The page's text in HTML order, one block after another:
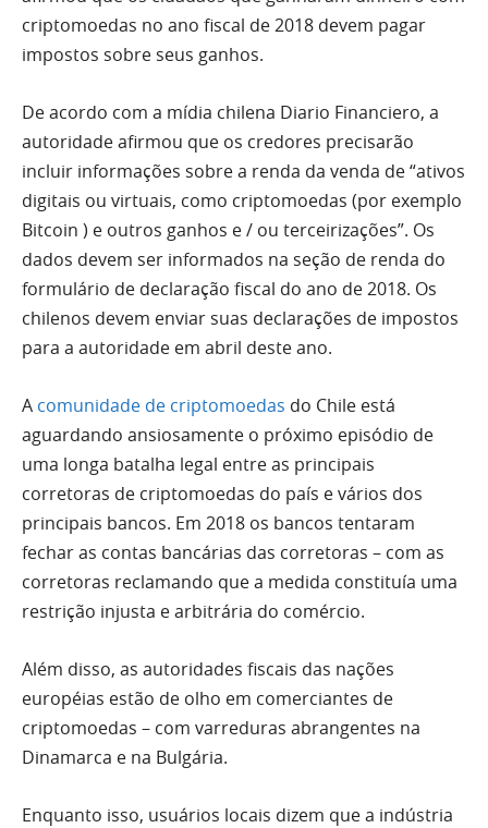
criptomoedas no ano fiscal de 2018 devem pagar
impostos sobre seus ganhos.
De acordo com a mídia chilena Diario Financiero, a
autoridade afirmou que os credores precisarão
incluir informações sobre a renda da venda de “ativos
digitais ou virtuais, como criptomoedas (por exemplo
Bitcoin ) e outros ganhos e / ou terceirizações”. Os
dados devem ser informados na seção de renda do
formulário de declaração fiscal do ano de 2018. Os
chilenos devem enviar suas declarações de impostos
para a autoridade em abril deste ano.
A comunidade de criptomoedas do Chile está
aguardando ansiosamente o próximo episódio de
uma longa batalha legal entre as principais
corretoras de criptomoedas do país e vários dos
principais bancos. Em 2018 os bancos tentaram
fechar as contas bancárias das corretoras – com as
corretoras reclamando que a medida constituía uma
restrição injusta e arbitrária do comércio.
Além disso, as autoridades fiscais das nações
européias estão de olho em comerciantes de
criptomoedas – com varreduras abrangentes na
Dinamarca e na Bulgária.
Enquanto isso, usuários locais dizem que a indústria